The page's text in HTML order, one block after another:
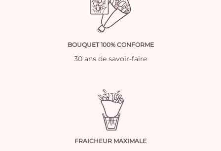
BOUQUET 100% CONFORME
30 ans de savoir-faire
FRAICHEUR MAXIMALE